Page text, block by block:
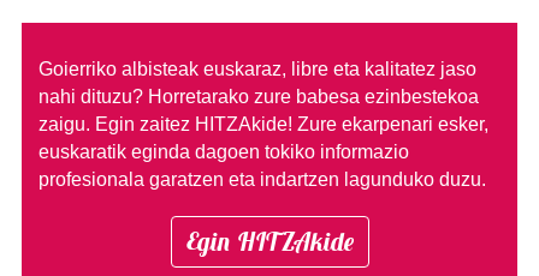
Goierriko albisteak euskaraz, libre eta kalitatez jaso
nahi dituzu? Horretarako zure babesa ezinbestekoa
zaigu. Egin zaitez HITZAkide! Zure ekarpenari esker,
euskaratik eginda dagoen tokiko informazio
profesionala garatzen eta indartzen lagunduko duzu.
Egin HITZAkide